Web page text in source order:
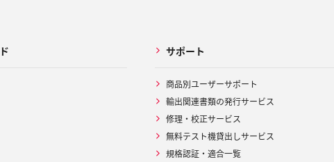
サポート
商品別ユーザーサポート
輸出関連書類の発行サービス
修理・校正サービス
無料テスト機貸出しサービス
規格認証・適合一覧